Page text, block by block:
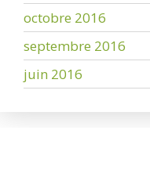
octobre 2016
septembre 2016
juin 2016